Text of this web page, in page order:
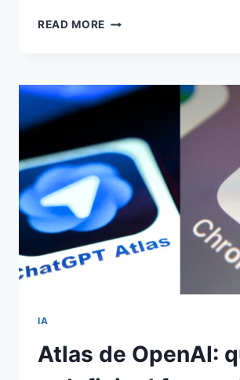
READ MORE
IA
Atlas de OpenAI: